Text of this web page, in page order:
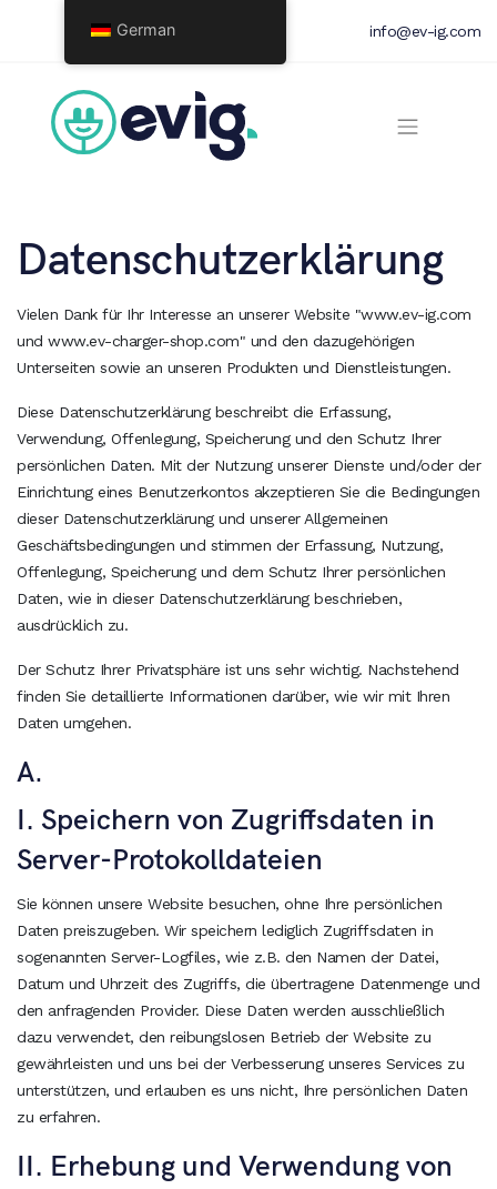
info@ev-ig.com
Datenschutzerklärung
Vielen Dank für Ihr Interesse an unserer Website "www.ev-ig.com
und www.ev-charger-shop.com" und den dazugehörigen
Unterseiten sowie an unseren Produkten und Dienstleistungen.
Diese Datenschutzerklärung beschreibt die Erfassung,
Verwendung, Offenlegung, Speicherung und den Schutz Ihrer
persönlichen Daten. Mit der Nutzung unserer Dienste und/oder der
Einrichtung eines Benutzerkontos akzeptieren Sie die Bedingungen
dieser Datenschutzerklärung und unserer Allgemeinen
Geschäftsbedingungen und stimmen der Erfassung, Nutzung,
Offenlegung, Speicherung und dem Schutz Ihrer persönlichen
Daten, wie in dieser Datenschutzerklärung beschrieben,
ausdrücklich zu.
Der Schutz Ihrer Privatsphäre ist uns sehr wichtig. Nachstehend
finden Sie detaillierte Informationen darüber, wie wir mit Ihren
Daten umgehen.
A.
I. Speichern von Zugriffsdaten in
Server-Protokolldateien
Sie können unsere Website besuchen, ohne Ihre persönlichen
Daten preiszugeben. Wir speichern lediglich Zugriffsdaten in
sogenannten Server-Logfiles, wie z.B. den Namen der Datei,
Datum und Uhrzeit des Zugriffs, die übertragene Datenmenge und
den anfragenden Provider. Diese Daten werden ausschließlich
dazu verwendet, den reibungslosen Betrieb der Website zu
gewährleisten und uns bei der Verbesserung unseres Services zu
unterstützen, und erlauben es uns nicht, Ihre persönlichen Daten
zu erfahren.
II. Erhebung und Verwendung von
German